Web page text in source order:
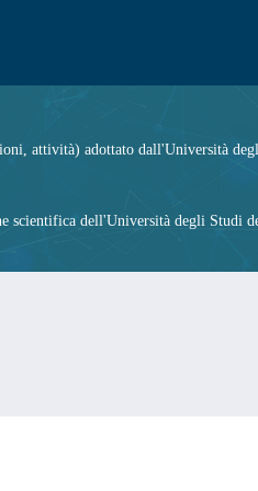
attività) adottato dall'Università
scientifica dell'Università degli Studi